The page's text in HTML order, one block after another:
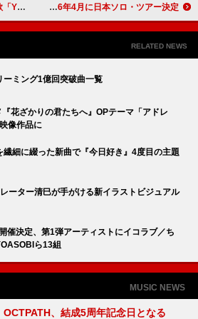
ルも公開 エディ・ヴェダー、2026年4月に日本ソロ・ツアー決定
RELATED NEWS
ーミング1億回突破曲一覧
花ざかりの君たちへ』OPテーマ「アドレ
像作品に
細に綴った新曲で『今日好き』4度目の主題
ーター清巳が手がける新イラストビジュアル
催決定、第1弾アーティストにイコラブ／ち
ら13組
MUSIC NEWS
OCTPATH、結成5周年記念日となる